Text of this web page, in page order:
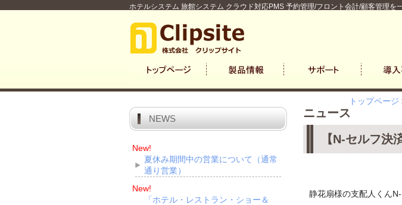
ホテルシステム 旅館システム クラウド対応PMS 予約管理/フロント会計/顧客管理を
トップページ
ニュース
【N-セルフ
静花扇様の支配人くん
NEWS
New!
夏休み期間中の営業について（通常
通り営業）
New!
「ホテル・レストラン・ショー＆